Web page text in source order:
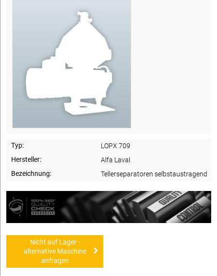
Typ:
LOPX 709
Hersteller:
Alfa Laval
Bezeichnung:
Tellerseparatoren selbstaustragend
Nicht auf Lager -
alternative Maschine
anfragen